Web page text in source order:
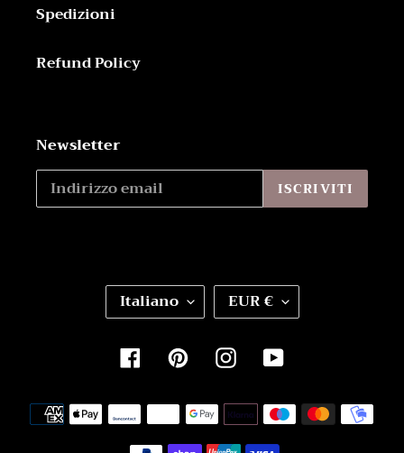
Spedizioni
Refund Policy
Newsletter
ISCRIVITI
L
I Italiano V
A
U
T
EUR €
FacebookPinterestInstagramYouTube
Metodi
di